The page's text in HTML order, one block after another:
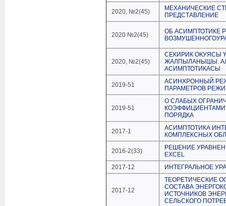
2020, №2(45)
МЕХАНИЧЕСКИЕ
ПРЕДСТАВЛЕНИЕ
2020 №2(45)
ОБ АСИМПТОТИКЕ
2020, №2(45)
СЕКИРИК ОКУЯСЫ
ЖАЛПЫЛАНЫШЫ.
АСИМПТОТИКАСЫ
2019-51
АСИНХРОННЫЙ
ПАРАМЕТРОВ
2019-51
О СЛАБЫХ
ПОРЯДКА
2017-1
АСИМПТОТИКА
КОМПЛЕКСНЫХ
2016-2(33)
РЕШЕНИЕ
EXCEL
2017-12
ИНТЕГРАЛЬНОЕ
2017-12
ТЕОРЕТИЧЕСКИЕ
СОСТАВА
ИСТОЧНИКОВ
СЕЛЬСКОГО